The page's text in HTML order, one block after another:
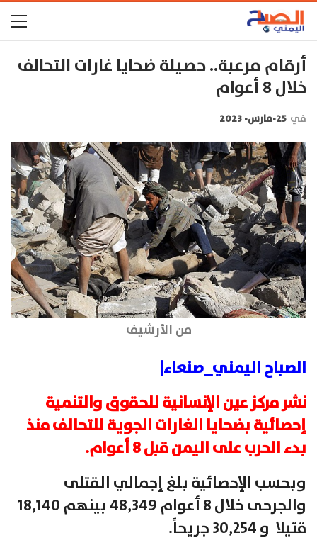
أرقام مرعبة.. حصيلة ضحايا غارات التحالف
خلال 8 أعوام
في 25-مارس- 2023
من الأرشيف
الصباح اليمني_صنعاء|
نشر مركز عين الإنسانية للحقوق والتنمية
إحصائية بضحايا الغارات الجوية للتحالف منذ
بدء الحرب على اليمن قبل 8 أعوام.
وبحسب الإحصائية بلغ إجمالي القتلى
والجرحى خلال 8 أعوام 48,349 بينهم 18,140
قتيلا و 30,254 جريحاً.